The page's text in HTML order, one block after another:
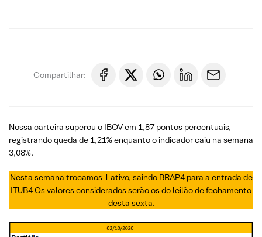
Compartilhar:
Nossa carteira superou o IBOV em 1,87 pontos percentuais,
registrando queda de 1,21% enquanto o indicador caiu na semana
3,08%.
Nesta semana trocamos 1 ativo, saindo BRAP4 para a entrada de
ITUB4 Os valores considerados serão os do leilão de fechamento
desta sexta.